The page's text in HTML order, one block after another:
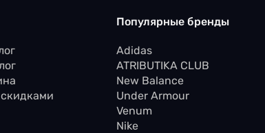
Популярные бренды
Adidas
ATRIBUTIKA CLUB
New Balance
Under Armour
Venum
Nike